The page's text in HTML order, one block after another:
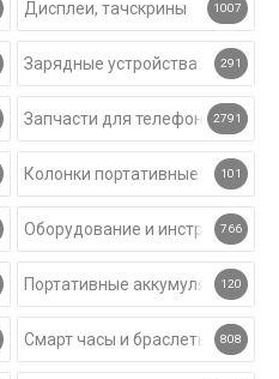
Дисплеи, тачскрины 1007
Зарядные устройства 291
Запчасти для телефонов2791
Колонки портативные 101
Оборудование и инструмент
766
Портативные аккумуляторы
120
Смарт часы и браслеты 808